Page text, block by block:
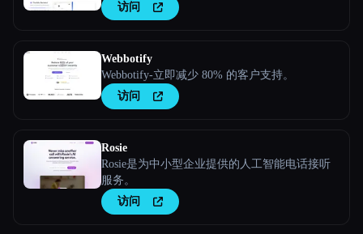
访问
Webbotify
Webbotify-立即减少 80% 的客户支持。
访问
Rosie
Rosie是为中小型企业提供的人工智能电话接听
服务。
访问